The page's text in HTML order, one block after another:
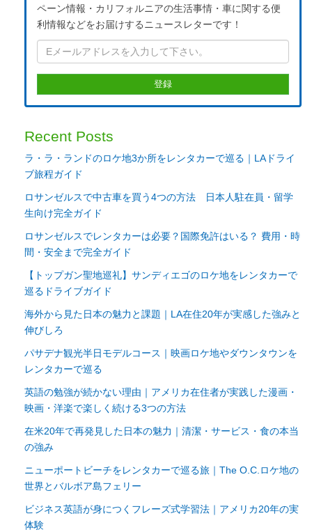
ペーン情報・カリフォルニアの生活事情・車に関する便
利情報などをお届けするニュースレターです！
Recent Posts
ラ・ラ・ランドのロケ地3か所をレンタカーで巡る｜LAドライ
ブ旅程ガイド
ロサンゼルスで中古車を買う4つの方法 日本人駐在員・留学
生向け完全ガイド
ロサンゼルスでレンタカーは必要？国際免許はいる？ 費用・時
間・安全まで完全ガイド
【トップガン聖地巡礼】サンディエゴのロケ地をレンタカーで
巡るドライブガイド
海外から見た日本の魅力と課題｜LA在住20年が実感した強みと
伸びしろ
パサデナ観光半日モデルコース｜映画ロケ地やダウンタウンを
レンタカーで巡る
英語の勉強が続かない理由｜アメリカ在住者が実践した漫画・
映画・洋楽で楽しく続ける3つの方法
在米20年で再発見した日本の魅力｜清潔・サービス・食の本当
の強み
ニューポートビーチをレンタカーで巡る旅｜The O.C.ロケ地の
世界とバルボア島フェリー
ビジネス英語が身につくフレーズ式学習法｜アメリカ20年の実
体験